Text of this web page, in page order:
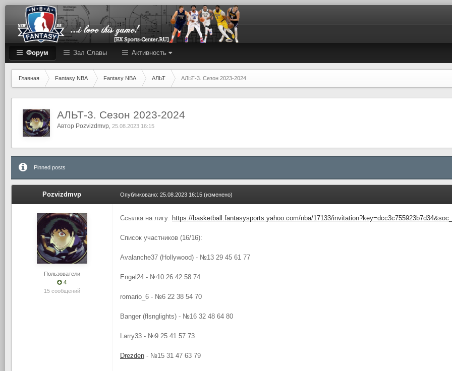
Форум Зал Cлавы Активность
Главная Fantasy NBA Fantasy NBA АЛЬТ АЛЬТ-3. Сезон 2023-2024
АЛЬТ-3. Сезон 2023-2024
Автор Pozvizdmvp 25.08.2023 16:15
Pinned posts
Pozvizdmvp
Пользователи
4
15 сообщений
Опубликовано: 25.08.2023 16:15 (изменено)
Ссылка на лигу: https://basketball.fantasysports.yahoo.com/nba/17133/
Список участников (16/16):
Avalanche37 (Hollywood) - №13 29 45 61 77
Engel24 - №10 26 42 58 74
romario_6 - №6 22 38 54 70
Banger (flsnglights) - №16 32 48 64 80
Larry33 - №9 25 41 57 73
Drezden - №15 31 47 63 79